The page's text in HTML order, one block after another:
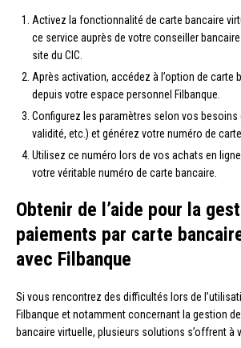
Activez la fonctionnalité de carte bancaire
ce service auprès de votre conseiller
site du CIC.
Après activation, accédez à l’option de carte
depuis votre espace personnel Filbanque.
Configurez les paramètres selon vos besoins
validité, etc.) et générez votre numéro de
Utilisez ce numéro lors de vos achats en
votre véritable numéro de carte bancaire.
Obtenir de l’aide pour la
paiements par carte
avec Filbanque
Si vous rencontrez des difficultés lors de
Filbanque et notamment concernant la gestion
bancaire virtuelle, plusieurs solutions s’offrent à